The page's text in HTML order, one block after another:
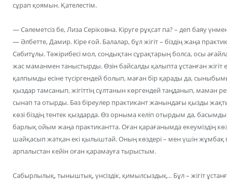
сұрап қоямын. Қателестім.
— Сәлеметсіз бе, Лиза Серіковна. Кіруге рұқсат па? – деп баяу
— Әлбетте, Дамир. Кіре ғой. Балалар, бұл жігіт – біздің жаңа
Сәбитұлы. Тәжірибесі мол, сондықтан сұрақтарың болса, осы
жас маманмен таныстырды. Өзін байсалды қалыпта ұстанған жігіт
қалпымды есіне түсіргендей болып, маған бір қарады да,
қыздар тамсанып, жігіттің сұлтанын көргендей таңданып, маман
сынап та отырды. Бәз біреулер практикант жанындағы қызды
көзі біздің тентек қыздарда. Өз орныма келіп отырдым да,
барлық ойым жаңа практикантта. Оған қарағанымда екеуміздің
шайқасып жатқан екі қылыштай. Оның көздері – мен үшін жұмбақ
арпалыстан кейін оған қарамауға тырыстым.
Сабырлылық, тыныштық, үнсіздік, қимылсыздық… Бұл – жігіт